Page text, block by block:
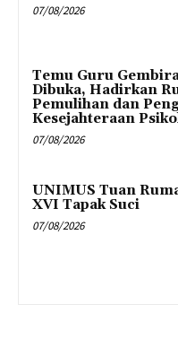
07/08/2026
Temu Guru
Dibuka, Hadirkan
Pemulihan dan
Kesejahteraan
07/08/2026
UNIMUS Tuan
XVI Tapak Suci
07/08/2026